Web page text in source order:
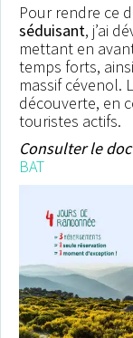
Pour rendre ce
séduisant, j’ai
mettant en
temps forts,
massif cévenol.
découverte, en
touristes actifs.
Consulter le
BAT